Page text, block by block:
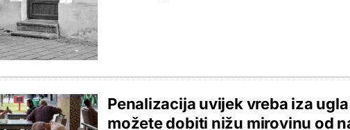
Penalizacija uvijek vreba iza
možete dobiti nižu mirovinu od